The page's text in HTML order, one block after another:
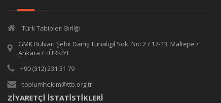
Türk Tabipleri Birliği
GMK Bulvarı Şehit Daniş Tunalıgil Sok. No: 2 / 17-23, Maltepe /
Ankara / TÜRKİYE
+90 (312) 231 31 79
toplumhekim@ttb.org.tr
ZİYARETÇİ İSTATİSTİKLERİ